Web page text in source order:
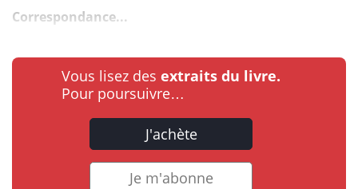
Correspondance...
Vous lisez des extraits du livre.
Pour poursuivre…
J'achète
Je m'abonne